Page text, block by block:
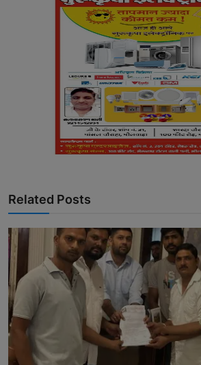
Related Posts